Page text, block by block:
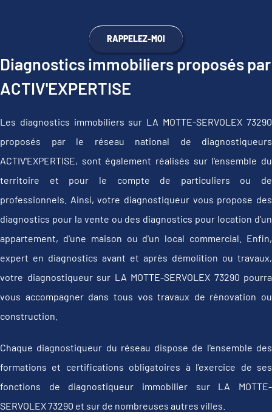
RAPPELEZ-MOI
Diagnostics immobiliers proposés par
ACTIV'EXPERTISE
Les diagnostics immobiliers sur LA MOTTE-SERVOLEX 73290
proposés par le réseau national de diagnostiqueurs
ACTIV'EXPERTISE, sont également réalisés sur l'ensemble du
territoire et pour le compte de particuliers ou de
professionnels. Ainsi, votre diagnostiqueur vous propose des
diagnostics pour la vente ou des diagnostics pour location d'un
appartement, d'une maison ou d'un local commercial. Enfin,
expert en diagnostics avant et après démolition ou travaux,
votre diagnostiqueur sur LA MOTTE-SERVOLEX 73290 pourra
vous accompagner dans tous vos travaux de rénovation ou
construction.
Chaque diagnostiqueur du réseau dispose de l'ensemble des
formations et certifications obligatoires à l'exercice de ses
fonctions de diagnostiqueur immobilier sur LA MOTTE-
SERVOLEX 73290 et sur de nombreuses autres villes.